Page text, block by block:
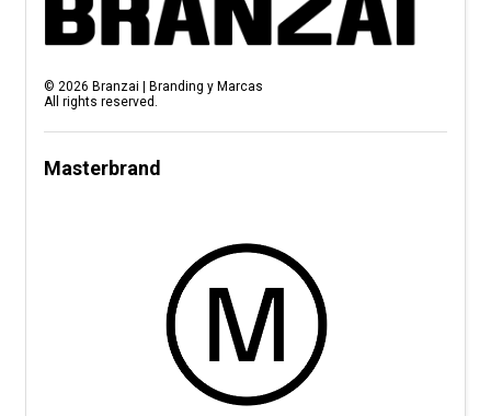
© 2026 Branzai | Branding y Marcas
All rights reserved.
Masterbrand